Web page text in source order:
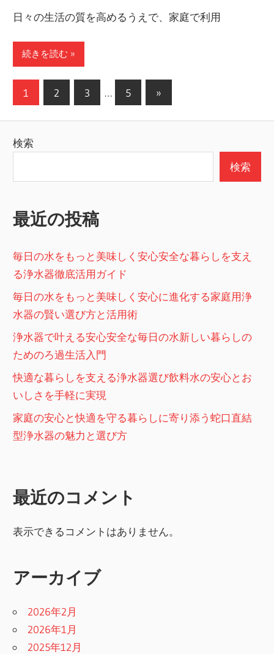
日々の生活の質を高めるうえで、家庭で利用
続きを読む
投
の
ー
ジ
送
り
1 2 3 … 5
次
の
»
検索
検索
最近の投稿
毎日の水をもっと美味しく安心安全な暮らしを支え
る浄水器徹底活用ガイド
毎日の水をもっと美味しく安心に進化する家庭用浄
水器の賢い選び方と活用術
浄水器で叶える安心安全な毎日の水新しい暮らしの
ためのろ過生活入門
快適な暮らしを支える浄水器選び飲料水の安心とお
いしさを手軽に実現
家庭の安心と快適を守る暮らしに寄り添う蛇口直結
型浄水器の魅力と選び方
最近のコメント
表示できるコメントはありません。
アーカイブ
2026年2月
2026年1月
2025年12月